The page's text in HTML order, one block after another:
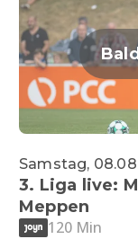
Samstag, 08.08.
3. Liga live:
Meppen
120 Min